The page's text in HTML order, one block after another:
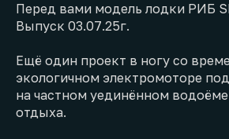
Перед вами модель лодки РИБ
Выпуск 03.07.25г.
Ещё один проект в ногу со
экологичном электромоторе
на частном уединённом
отдыха.